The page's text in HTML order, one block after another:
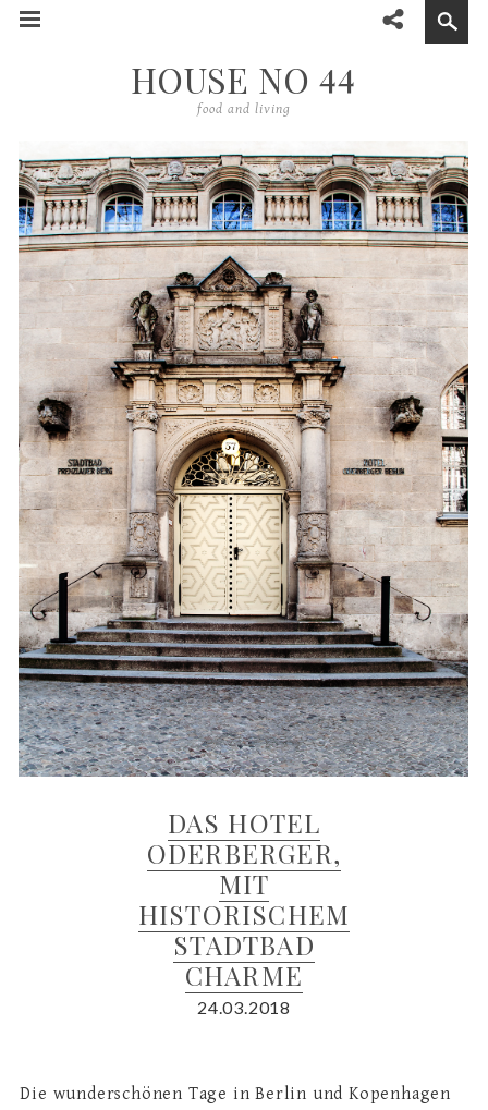
HOUSE NO 44
food and living
DAS HOTEL
ODERBERGER,
MIT
HISTORISCHEM
STADTBAD
CHARME
24.03.2018
Die wunderschönen Tage in Berlin und Kopenhagen